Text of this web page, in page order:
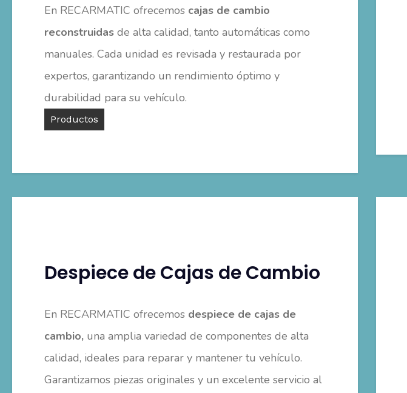
En RECARMATIC ofrecemos cajas de cambio
reconstruidas de alta calidad, tanto automáticas como
manuales. Cada unidad es revisada y restaurada por
expertos, garantizando un rendimiento óptimo y
durabilidad para su vehículo.
Productos
Despiece de Cajas de Cambio
En RECARMATIC ofrecemos despiece de cajas de
cambio, una amplia variedad de componentes de alta
calidad, ideales para reparar y mantener tu vehículo.
Garantizamos piezas originales y un excelente servicio al